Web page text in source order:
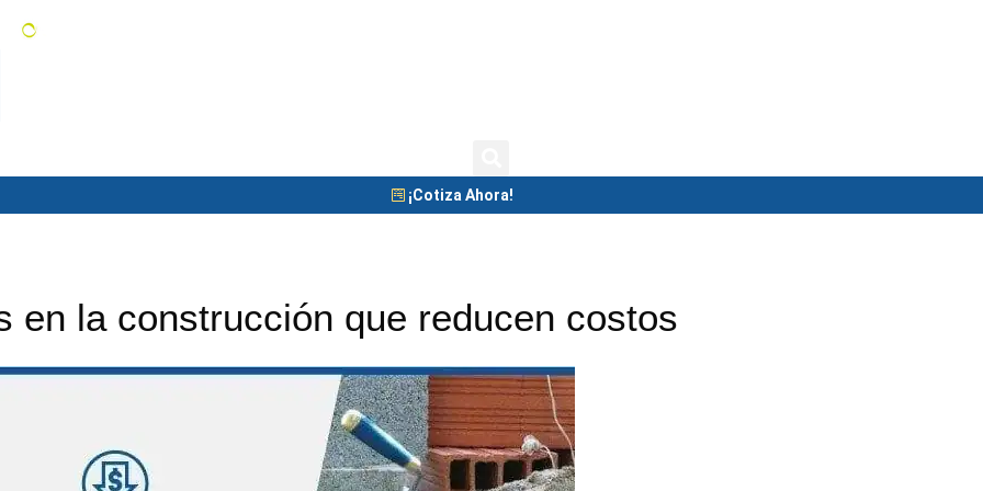
¡Cotiza Ahora!
en la construcción que reducen costos